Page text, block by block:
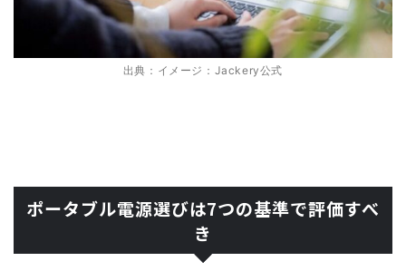
出典：イメージ：Jackery公式
ポータブル電源選びは7つの基準で評価すべ
き